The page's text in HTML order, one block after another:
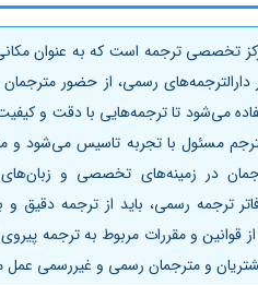
تخصصی ترجمه است که به عنوان
رسمی، از حضور مترجمان
می‌شود تا ترجمه‌هایی با دقت و
مسئول با تجربه تاسیس می‌شود و
در زمینه‌های تخصصی و
ترجمه رسمی، باید از ترجمه
قوانین و مقررات مربوط به ترجمه پیروی
و مترجمان رسمی و غیررسمی عمل